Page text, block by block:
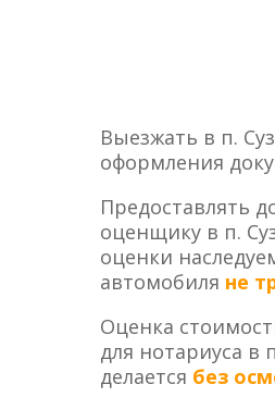
Выезжать в п.
оформления
Предоставлять
оценщику в п.
оценки
автомобиля не
Оценка
для нотариуса в
делается без